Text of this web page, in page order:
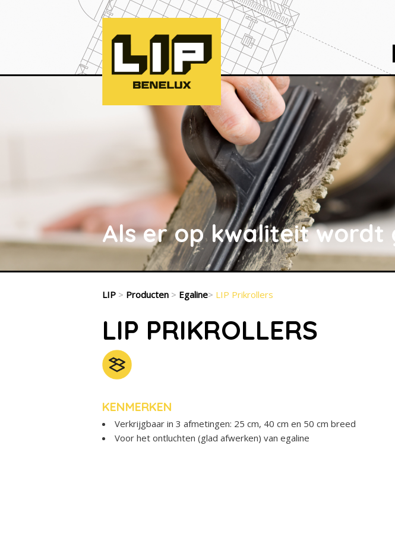
Als er op kwaliteit wordt
LIP > Producten > Egaline> LIP Prikrollers
LIP PRIKROLLERS
KENMERKEN
Verkrijgbaar in 3 afmetingen: 25 cm, 40 cm en 50 cm breed
Voor het ontluchten (glad afwerken) van egaline